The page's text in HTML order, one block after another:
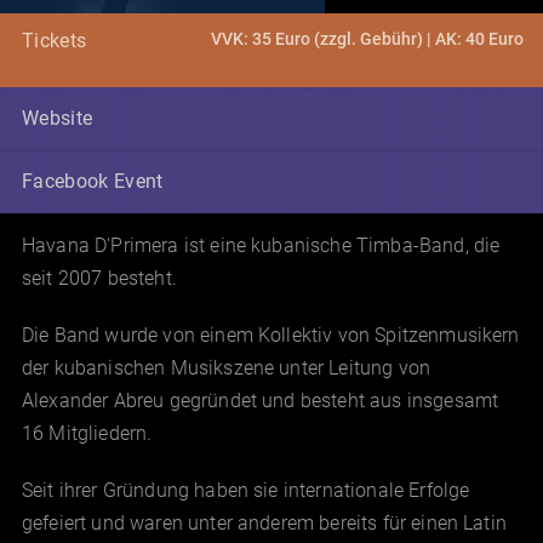
Tickets VVK: 35 Euro (zzgl. Gebühr) | AK: 40 Euro
Website
Facebook Event
Havana D'Primera ist eine kubanische Timba-Band, die
seit 2007 besteht.
Die Band wurde von einem Kollektiv von Spitzenmusikern
der kubanischen Musikszene unter Leitung von
Alexander Abreu gegründet und besteht aus insgesamt
16 Mitgliedern.
Seit ihrer Gründung haben sie internationale Erfolge
gefeiert und waren unter anderem bereits für einen Latin